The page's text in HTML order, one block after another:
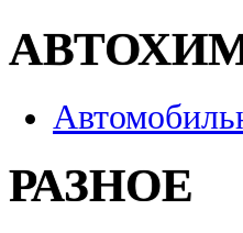
РАЗНОЕ